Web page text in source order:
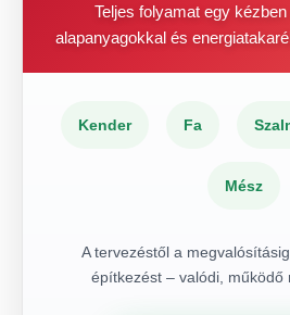
Teljes folyamat egy
alapanyagokkal és
Kender Fa
Mész
A tervezéstől a
építkezést – valódi, működő